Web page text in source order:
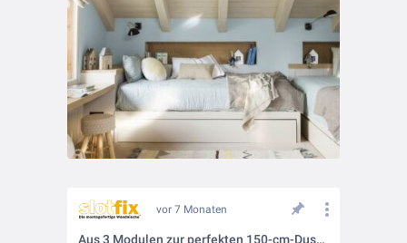
vor 7 Monaten
Aus 3 Modulen zur perfekten 150-cm-Duschnische – serienfähig für jedes Projekt